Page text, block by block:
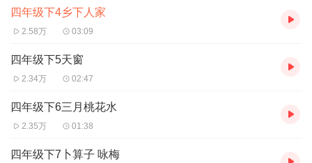
四年级下4乡下人家
2.58万 03:09
四年级下5天窗
2.34万 02:47
四年级下6三月桃花水
2.35万 01:38
四年级下7卜算子 咏梅